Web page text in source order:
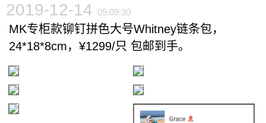
2019-12-14 05:09:30
MK专柜款铆钉拼色大号Whitney链条包，
24*18*8cm，¥1299/只 包邮到手。